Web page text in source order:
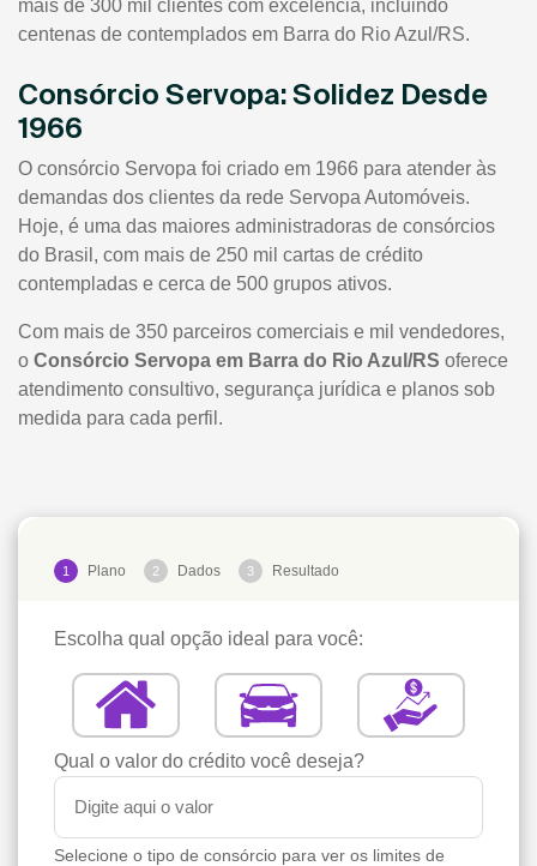
mais de 300 mil clientes com excelência, incluindo
centenas de contemplados em Barra do Rio Azul/RS.
Consórcio Servopa: Solidez Desde
1966
O consórcio Servopa foi criado em 1966 para atender às
demandas dos clientes da rede Servopa Automóveis.
Hoje, é uma das maiores administradoras de consórcios
do Brasil, com mais de 250 mil cartas de crédito
contempladas e cerca de 500 grupos ativos.
Com mais de 350 parceiros comerciais e mil vendedores,
o Consórcio Servopa em Barra do Rio Azul/RS oferece
atendimento consultivo, segurança jurídica e planos sob
medida para cada perfil.
1 Plano 2 Dados 3 Resultado
Escolha qual opção ideal para você:
Qual o valor do crédito você deseja?
Selecione o tipo de consórcio para ver os limites de